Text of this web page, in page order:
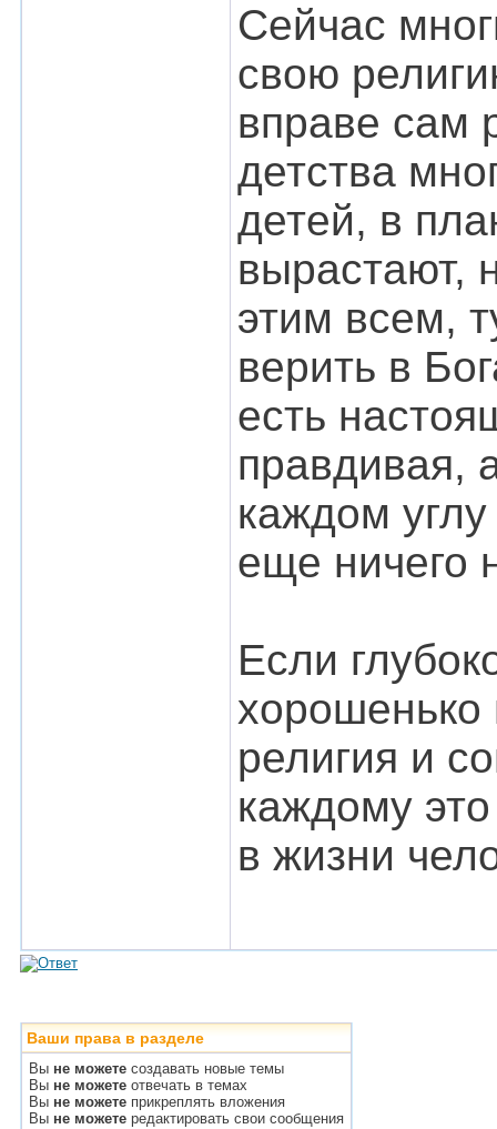
Сейчас
свою
вправе сам
детства
детей, в
вырастают,
этим всем,
верить в
есть
правдивая,
каждом
еще ничего
Если
хорошенько
религия и
каждому
в жизни
Ваши права в разделе
Вы не можете создавать новые темы
Вы не можете отвечать в темах
Вы не можете прикреплять вложения
Вы не можете редактировать свои сообщения